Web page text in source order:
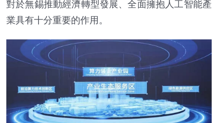
對於無錫推動經濟轉型發展、全面擁抱人工智能產
業具有十分重要的作用。